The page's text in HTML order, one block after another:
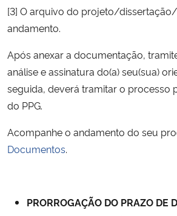
[3] O arquivo do projeto/
andamento.
Após anexar a documentação,
análise e assinatura do(a) seu(sua)
seguida, deverá tramitar o processo
do PPG.
Acompanhe o andamento do seu
Documentos.
PRORROGAÇÃO DO PRAZO DE